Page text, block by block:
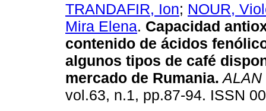
TRANDAFIR, Ion; NOUR,
Mira Elena. Capacidad
contenido de ácidos
algunos tipos de café
mercado de Rumania. ALAN
vol.63, n.1, pp.87-94. ISSN